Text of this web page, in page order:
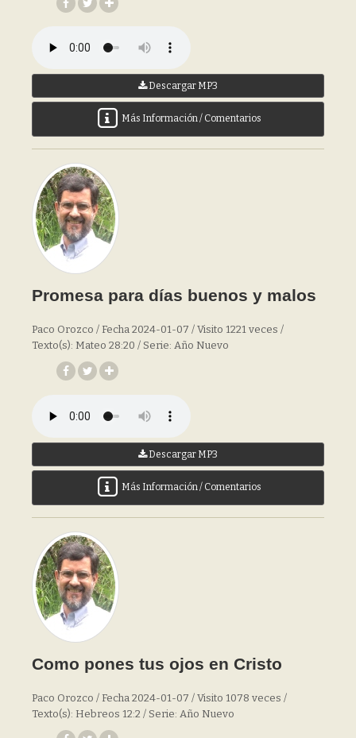
Descargar MP3
Más Información / Comentarios
Promesa para días buenos y malos
Paco Orozco / Fecha 2024-01-07 / Visito 1221 veces /
Texto(s): Mateo 28:20 / Serie: Año Nuevo
Descargar MP3
Más Información / Comentarios
Como pones tus ojos en Cristo
Paco Orozco / Fecha 2024-01-07 / Visito 1078 veces /
Texto(s): Hebreos 12:2 / Serie: Año Nuevo